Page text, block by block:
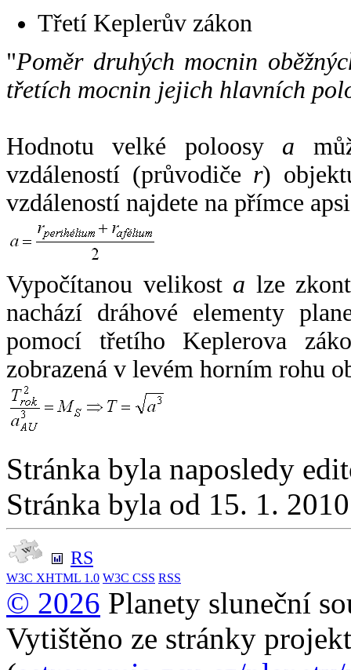
Třetí Keplerův zákon
"Poměr druhých mocnin
třetích mocnin jejich hlavních
Hodnotu velké poloosy a
vzdáleností (průvodiče r)
vzdáleností najdete na přímce
Vypočítanou velikost a lze
nachází dráhové elementy
pomocí třetího Keplerova
zobrazená v levém horním rohu
Stránka byla naposledy
Stránka byla od 15. 1.
RS
W3C XHTML 1.0 W3C CSS RSS
© 2026 Planety sluneční
Vytištěno ze stránky